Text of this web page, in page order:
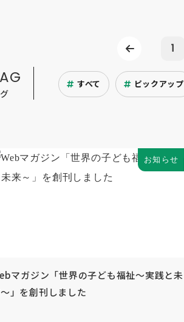
1
すべて ピックアップ
お知らせ
マガジン「世界の子ども福祉～実践と未
」を創刊しました